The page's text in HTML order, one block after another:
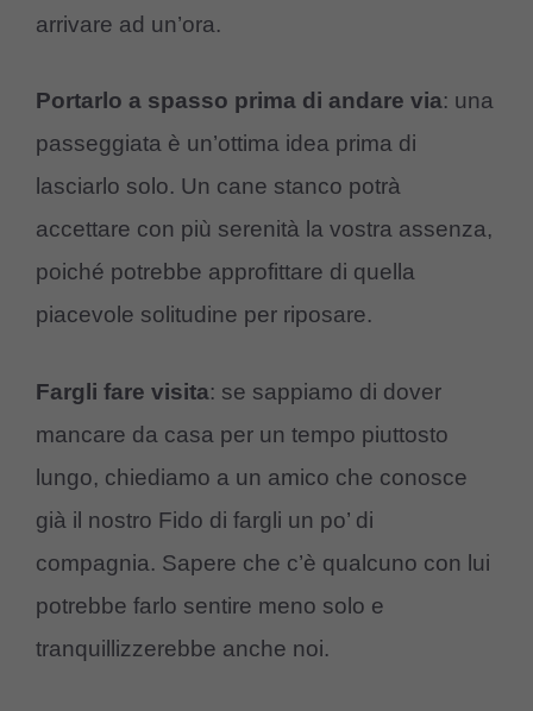
arrivare ad un’ora.
Portarlo a spasso prima di andare via: una
passeggiata è un’ottima idea prima di
lasciarlo solo. Un cane stanco potrà
accettare con più serenità la vostra assenza,
poiché potrebbe approfittare di quella
piacevole solitudine per riposare.
Fargli fare visita: se sappiamo di dover
mancare da casa per un tempo piuttosto
lungo, chiediamo a un amico che conosce
già il nostro Fido di fargli un po’ di
compagnia. Sapere che c’è qualcuno con lui
potrebbe farlo sentire meno solo e
tranquillizzerebbe anche noi.